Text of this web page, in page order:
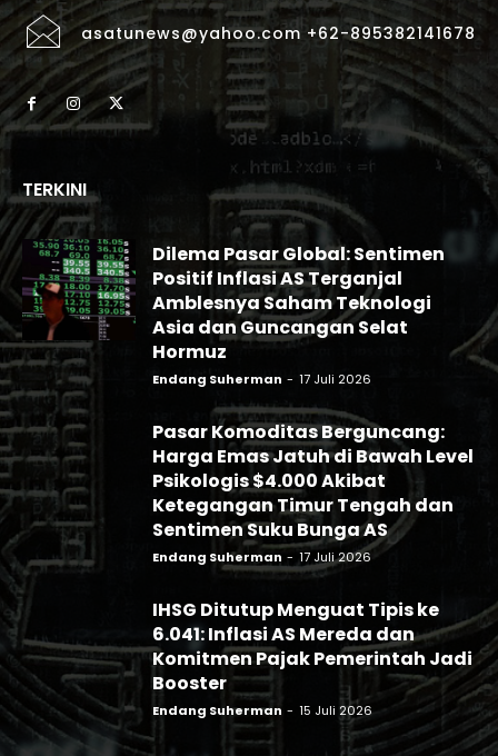
asatunews@yahoo.com +62-895382141678
TERKINI
Dilema Pasar Global: Sentimen
Positif Inflasi AS Terganjal
Amblesnya Saham Teknologi
Asia dan Guncangan Selat
Hormuz
Endang Suherman - 17 Juli 2026
Pasar Komoditas Berguncang:
Harga Emas Jatuh di Bawah Level
Psikologis $4.000 Akibat
Ketegangan Timur Tengah dan
Sentimen Suku Bunga AS
Endang Suherman - 17 Juli 2026
IHSG Ditutup Menguat Tipis ke
6.041: Inflasi AS Mereda dan
Komitmen Pajak Pemerintah Jadi
Booster
Endang Suherman - 15 Juli 2026